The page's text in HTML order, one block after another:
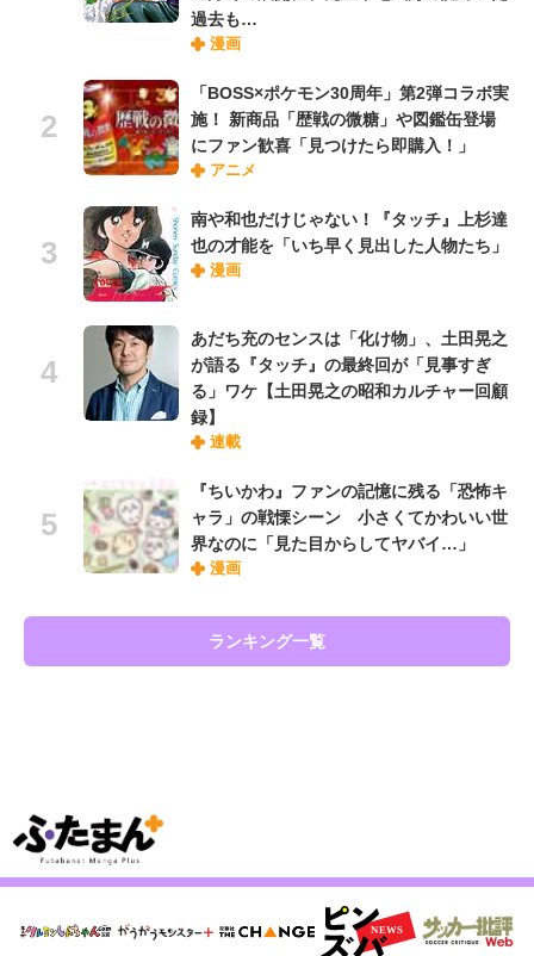
過去も…
漫画
「BOSS×ポケモン30周年」第2弾コラボ実
施！ 新商品「歴戦の微糖」や図鑑缶登場
にファン歓喜「見つけたら即購入！」
アニメ
南や和也だけじゃない！『タッチ』上杉達
也の才能を「いち早く見出した人物たち」
漫画
あだち充のセンスは「化け物」、土田晃之
が語る『タッチ』の最終回が「見事すぎ
る」ワケ【土田晃之の昭和カルチャー回顧
録】
連載
『ちいかわ』ファンの記憶に残る「恐怖キ
ャラ」の戦慄シーン 小さくてかわいい世
界なのに「見た目からしてヤバイ…」
漫画
ランキング一覧